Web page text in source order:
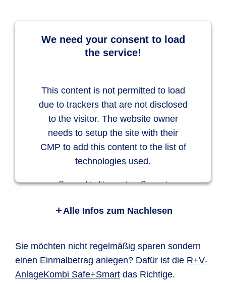
We need your consent to load
the service!
This content is not permitted to load
due to trackers that are not disclosed
to the visitor. The website owner
needs to setup the site with their
CMP to add this content to the list of
technologies used.
Powered byUsercentrics Consent
von Ihnen festgelegten Betrag an und können
diesen nach Ihrem ganz persönlichen
Sicherheitsbedürfnis aufteilen: in sicheres
Alle Infos zum Nachlesen
Sie möchten nicht regelmäßig sparen sondern
einen Einmalbetrag anlegen? Dafür ist die R+V-
AnlageKombi Safe+Smart das Richtige.